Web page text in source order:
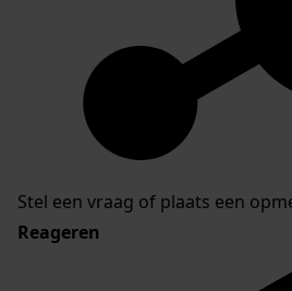
Stel een vraag of plaats een
Reageren